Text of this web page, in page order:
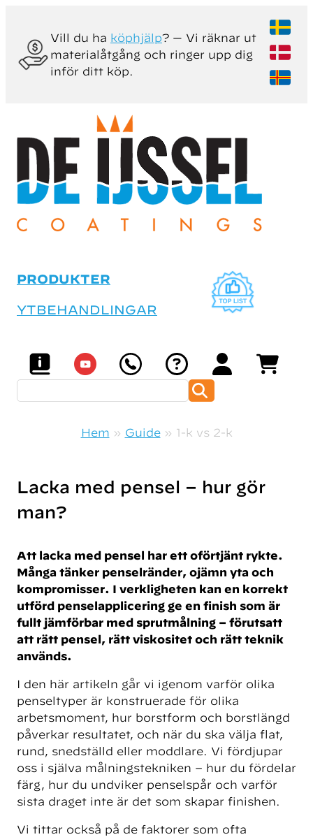
Vill du ha köphjälp? — Vi räknar ut
materialåtgång och ringer upp dig
inför ditt köp.
PRODUKTER
YTBEHANDLINGAR
Hem » Guide» 1-k vs 2-k
Lacka med pensel – hur gör
man?
Att lacka med pensel har ett oförtjänt rykte.
Många tänker penselränder, ojämn yta och
kompromisser. I verkligheten kan en korrekt
utförd penselapplicering ge en finish som är
fullt jämförbar med sprutmålning – förutsatt
att rätt pensel, rätt viskositet och rätt teknik
används.
I den här artikeln går vi igenom varför olika
penseltyper är konstruerade för olika
arbetsmoment, hur borstform och borstlängd
påverkar resultatet, och när du ska välja flat,
rund, snedställd eller moddlare. Vi fördjupar
oss i själva målningstekniken – hur du fördelar
färg, hur du undviker penselspår och varför
sista draget inte är det som skapar finishen.
Vi tittar också på de faktorer som ofta